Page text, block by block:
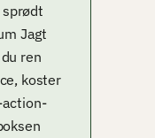
Jagt
ren
koster
action-